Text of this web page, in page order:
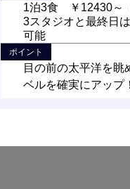
1泊3食 ￥12430～
3スタジオと最終日
可能
ポイント
目の前の太平洋を眺
ベルを確実にアップ